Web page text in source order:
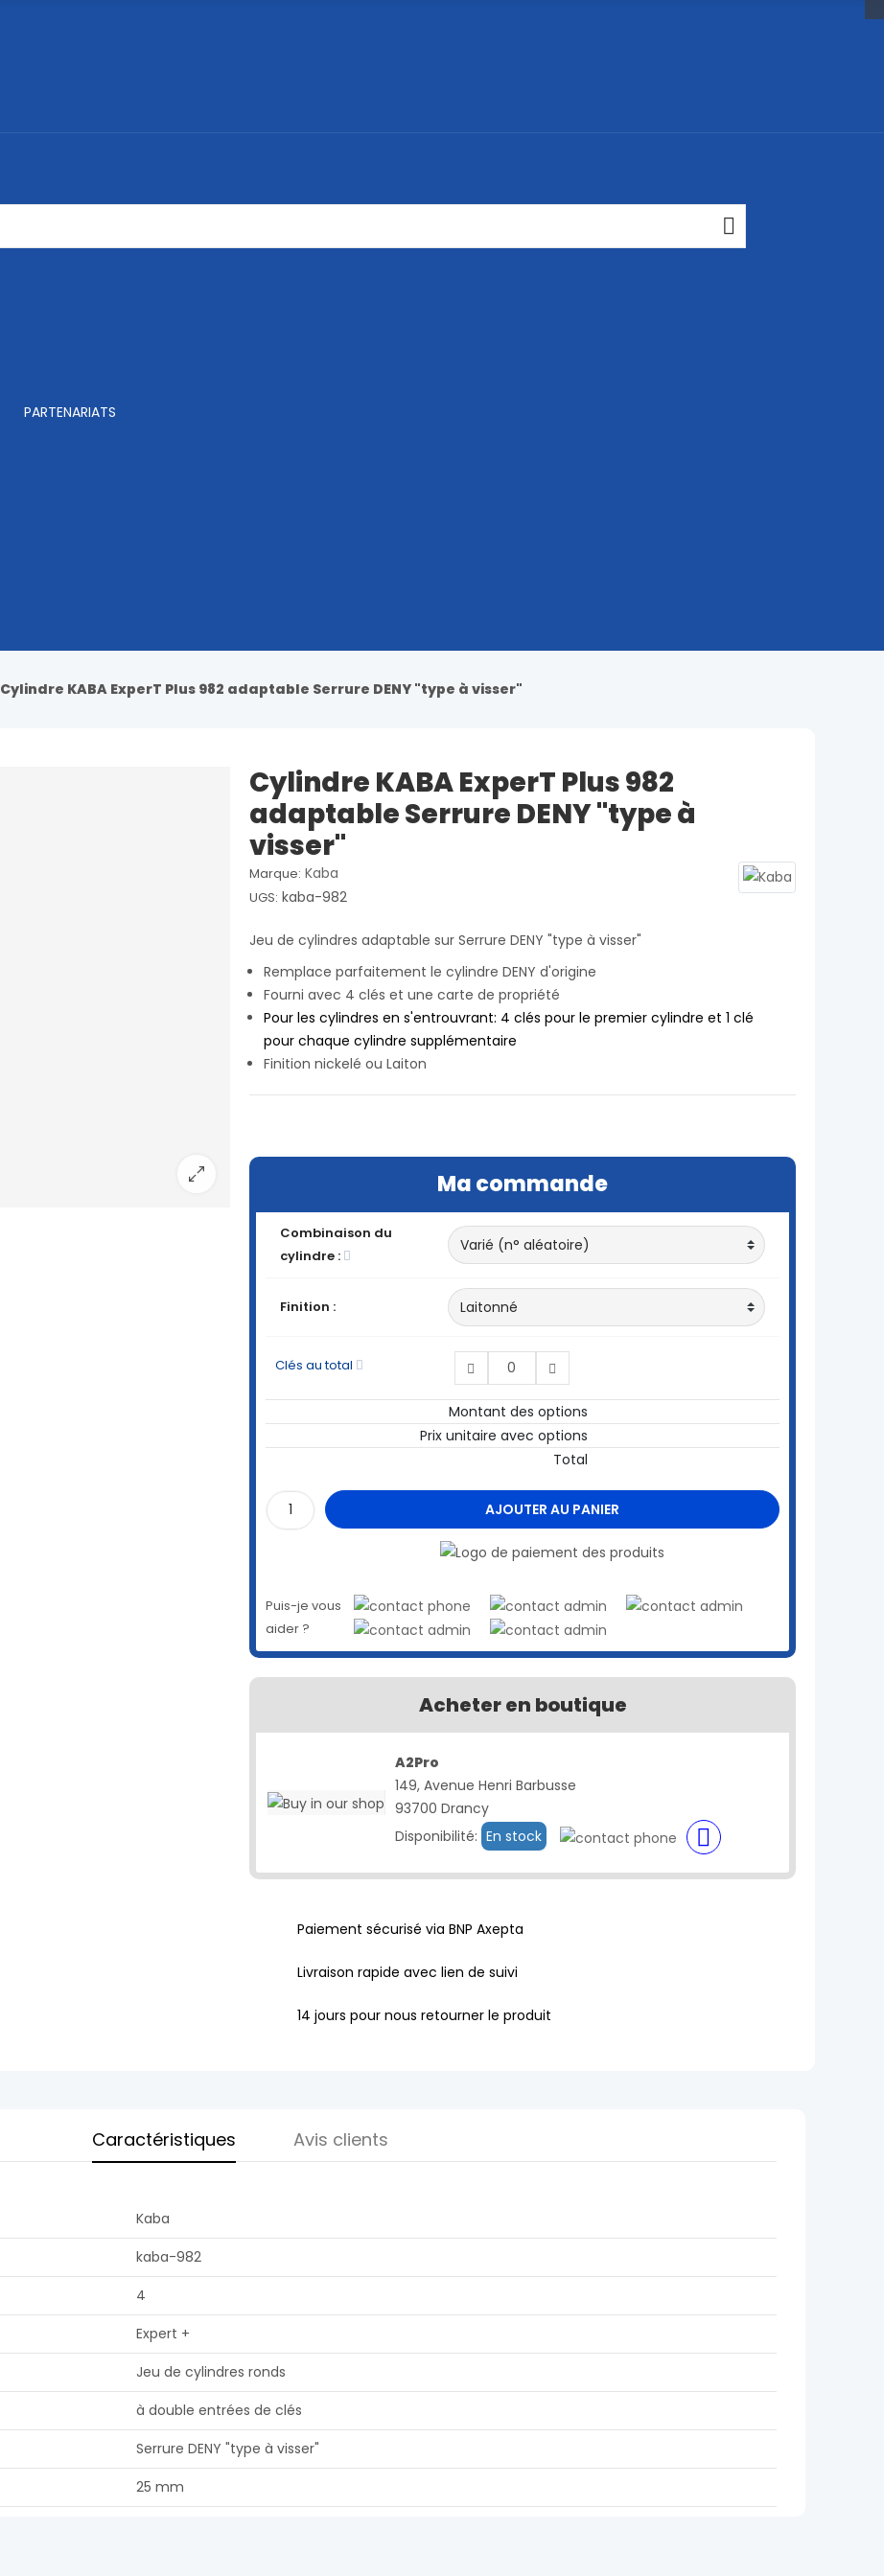
PARTENARIATS
Cylindre KABA ExperT Plus 982 adaptable Serrure DENY "type à visser"
Cylindre KABA ExperT Plus 982
adaptable Serrure DENY "type à
visser"
Marque: Kaba
UGS: kaba-982
Jeu de cylindres adaptable sur Serrure DENY "type à visser"
Remplace parfaitement le cylindre DENY d'origine
Fourni avec 4 clés et une carte de propriété
Pour les cylindres en s'entrouvrant: 4 clés pour le premier cylindre et 1 clé
pour chaque cylindre supplémentaire
Finition nickelé ou Laiton
Ma commande
Combinaison du
cylindre :
Finition :
Clés au total
Montant des options
Prix unitaire avec options
Total
AJOUTER AU PANIER
Puis-je vous
aider ?
Acheter en boutique
A2Pro
149, Avenue Henri Barbusse
93700 Drancy
Disponibilité: En stock
Paiement sécurisé via BNP Axepta
Livraison rapide avec lien de suivi
14 jours pour nous retourner le produit
Caractéristiques Avis clients
Kaba
kaba-982
4
Expert +
Jeu de cylindres ronds
à double entrées de clés
Serrure DENY "type à visser"
25 mm